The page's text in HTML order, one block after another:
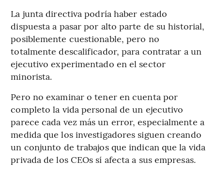
La junta directiva podría haber estado
dispuesta a pasar por alto parte de su historial,
posiblemente cuestionable, pero no
totalmente descalificador, para contratar a un
ejecutivo experimentado en el sector
minorista.
Pero no examinar o tener en cuenta por
completo la vida personal de un ejecutivo
parece cada vez más un error, especialmente a
medida que los investigadores siguen creando
un conjunto de trabajos que indican que la vida
privada de los CEOs sí afecta a sus empresas.